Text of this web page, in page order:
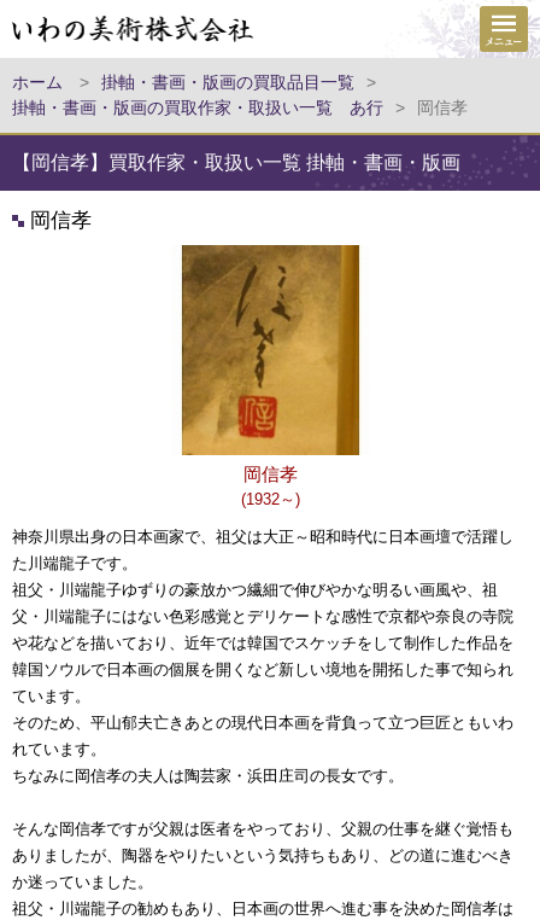
ホーム > 掛軸・書画・版画の買取品目一覧
>
掛軸・書画・版画の買取作家・取扱い一覧 あ行
> 岡信孝
【岡信孝】買取作家・取扱い一覧 掛軸・書画・版画
岡信孝
岡信孝
(1932～)
神奈川県出身の日本画家で、祖父は大正～昭和時代に日本画壇で活躍し
た川端龍子です。
祖父・川端龍子ゆずりの豪放かつ繊細で伸びやかな明るい画風や、祖
父・川端龍子にはない色彩感覚とデリケートな感性で京都や奈良の寺院
や花などを描いており、近年では韓国でスケッチをして制作した作品を
韓国ソウルで日本画の個展を開くなど新しい境地を開拓した事で知られ
ています。
そのため、平山郁夫亡きあとの現代日本画を背負って立つ巨匠ともいわ
れています。
ちなみに岡信孝の夫人は陶芸家・浜田庄司の長女です。
そんな岡信孝ですが父親は医者をやっており、父親の仕事を継ぐ覚悟も
ありましたが、陶器をやりたいという気持ちもあり、どの道に進むべき
か迷っていました。
祖父・川端龍子の勧めもあり、日本画の世界へ進む事を決めた岡信孝は